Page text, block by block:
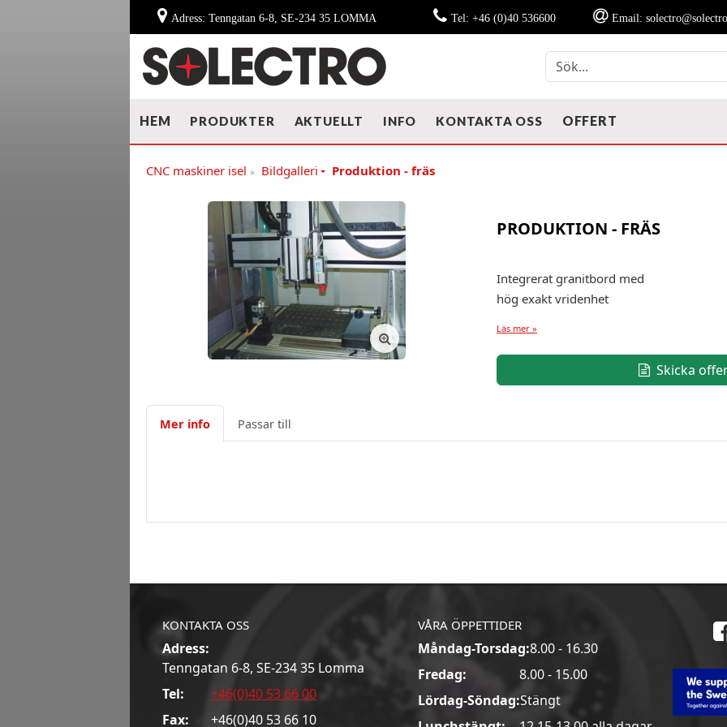
Adress: Tenngatan 6-8, SE-234 35 LOMMA Tel: +46 (0)40 536600 Email:
HEM PRODUKTER AKTUELLT INFO KONTAKTA OSS OFFERT
CNC maskiner isel » Bildgalleri Produktion - fräs
PRODUKTION - FRÄS
Integrerat granitbord med
hög exakt vridenhet
Läs mer »
Skicka
Mer info Passar till
KONTAKTA OSS
Adress:
Tenngatan 6-8, SE-234 35 Lomma
Tel:
+46(0)40 53 66 00
Fax:
+46(0)40 53 66 10
VÅRA ÖPPETTIDER
Måndag-Torsdag:8.00 - 16.30
Fredag:
8.00 - 15.00
Lördag-Söndag:Stängt